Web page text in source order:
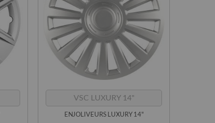
VSC LUXURY 14"
ENJOLIVEURS LUXURY 14"